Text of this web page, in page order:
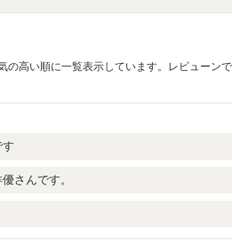
高い順に一覧表示しています。レビューン
さんです。